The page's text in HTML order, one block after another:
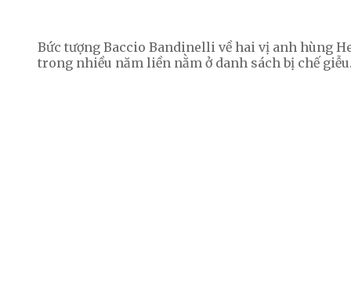
Bức tượng Baccio Bandinelli về hai vị anh hùng
trong nhiều năm liền nằm ở danh sách bị chế